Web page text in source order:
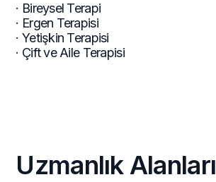
· Bireysel Terapi
· Ergen Terapisi
· Yetişkin Terapisi
· Çift ve Aile Terapisi
Uzmanlık Alanları